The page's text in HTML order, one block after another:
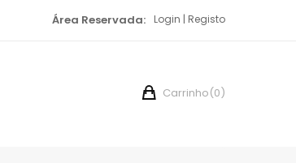
Área Reservada: Login Registo
Carrinho(0)